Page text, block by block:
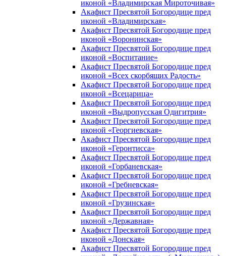
иконой «Владимирская Мироточивая»
Акафист Пресвятой Богородице пред
иконой «Владимирская»
Акафист Пресвятой Богородице пред
иконой «Воронинская»
Акафист Пресвятой Богородице пред
иконой «Воспитание»
Акафист Пресвятой Богородице пред
иконой «Всех скорбящих Радость»
Акафист Пресвятой Богородице пред
иконой «Всецарица»
Акафист Пресвятой Богородице пред
иконой «Выдропусская Одигитрия»
Акафист Пресвятой Богородице пред
иконой «Георгиевская»
Акафист Пресвятой Богородице пред
иконой «Геронтисса»
Акафист Пресвятой Богородице пред
иконой «Горбаневская»
Акафист Пресвятой Богородице пред
иконой «Гребневская»
Акафист Пресвятой Богородице пред
иконой «Грузинская»
Акафист Пресвятой Богородице пред
иконой «Державная»
Акафист Пресвятой Богородице пред
иконой «Донская»
Акафист Пресвятой Богородице пред